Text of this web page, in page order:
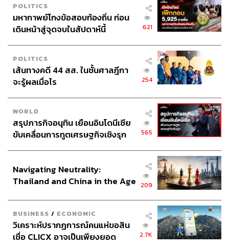
POLITICS
มหากาพย์โกงข้อสอบท้องถิ่น ก่อน
เดินหน้าสู่จุดจบในสัปดาห์นี้
621
POLITICS
เส้นทางคดี 44 สส. ในชั้นศาลฎีกา
จะรู้ผลเมื่อไร
254
WORLD
สรุปภารกิจอนุทิน เยือนอินโดนีเซีย
ขับเคลื่อนการทูตเศรษฐกิจเชิงรุก
565
Navigating Neutrality:
Thailand and China in the Age
209
BUSINESS / ECONOMIC
วิเคราะห์ปรากฏการณ์คนแห่ขอสิน
เชื่อ CLICX อาจเป็นเพียงยอด
2.7K